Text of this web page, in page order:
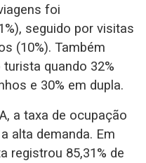
foi
seguido por visitas
(10%). Também
quando 32%
e 30% em dupla.
a taxa de ocupação
alta demanda. Em
registrou 85,31% de